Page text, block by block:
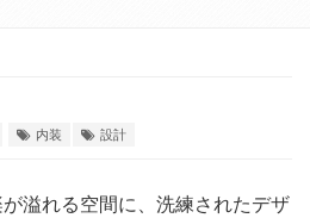
内装 設計
溢れる空間に、洗練されたデザ